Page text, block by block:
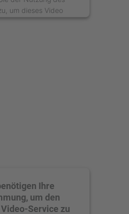
um dieses Video
Ihre
um den
Service zu